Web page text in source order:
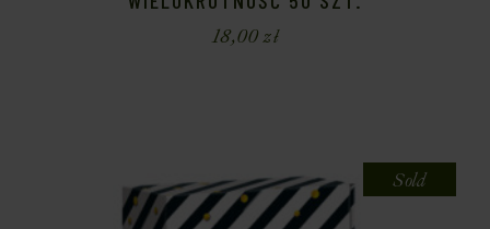
18,00zł
Sold